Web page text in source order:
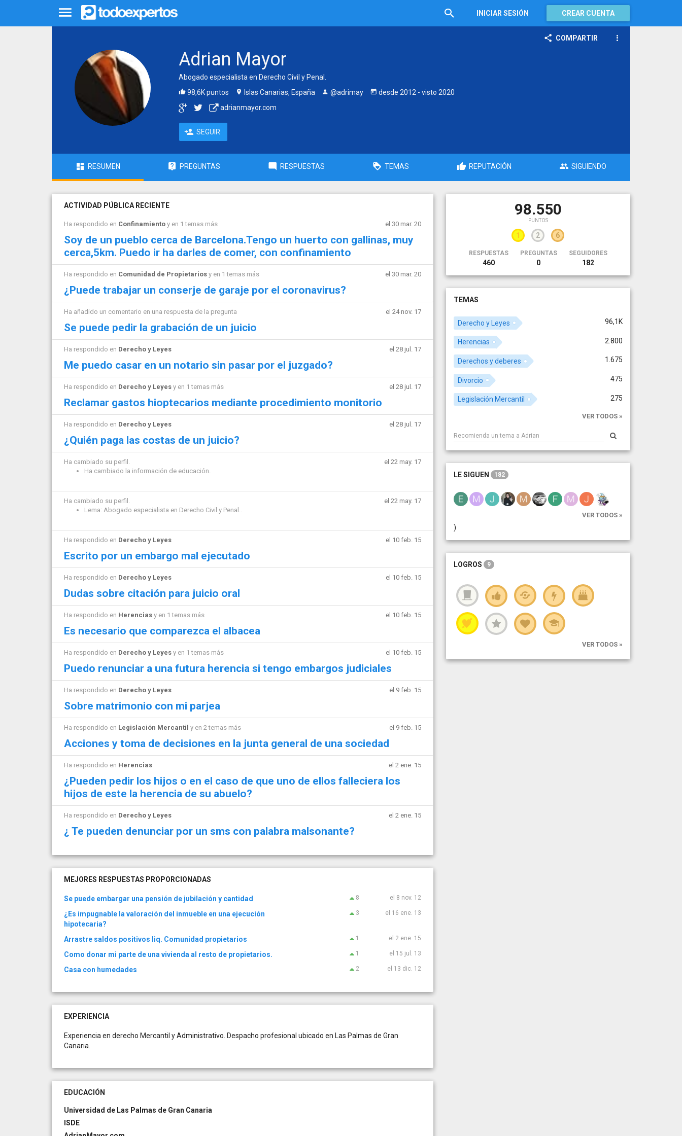
INICIAR SESIÓN CREAR CUENTA
COMPARTIR
Adrian Mayor
Abogado especialista en Derecho Civil y Penal.
98,6K puntos
Islas Canarias, España @adrimay desde 2012 - visto 2020
adrianmayor.com
SEGUIR
RESUMEN PREGUNTAS RESPUESTAS TEMAS REPUTACIÓN SIGUIENDO
ACTIVIDAD PÚBLICA RECIENTE
Ha respondido en Confinamiento y en 1 temas más el 30 mar. 20
Soy de un pueblo cerca de Barcelona.Tengo un huerto con gallinas, muy
cerca,5km. Puedo ir ha darles de comer, con confinamiento
Ha respondido en Comunidad de Propietarios y en 1 temas más el 30 mar. 20
¿Puede trabajar un conserje de garaje por el coronavirus?
Ha añadido un comentario en una respuesta de la pregunta el 24 nov. 17
Se puede pedir la grabación de un juicio
Ha respondido en Derecho y Leyes el 28 jul. 17
Me puedo casar en un notario sin pasar por el juzgado?
Ha respondido en Derecho y Leyes y en 1 temas más el 28 jul. 17
Reclamar gastos hioptecarios mediante procedimiento monitorio
Ha respondido en Derecho y Leyes el 28 jul. 17
¿Quién paga las costas de un juicio?
Ha cambiado su perfil.
Ha cambiado la información de educación.
el 22 may. 17
Ha cambiado su perfil.
Lema: Abogado especialista en Derecho Civil y Penal..
el 22 may. 17
Ha respondido en Derecho y Leyes el 10 feb. 15
Escrito por un embargo mal ejecutado
Ha respondido en Derecho y Leyes el 10 feb. 15
Dudas sobre citación para juicio oral
Ha respondido en Herencias y en 1 temas más el 10 feb. 15
Es necesario que comparezca el albacea
Ha respondido en Derecho y Leyes y en 1 temas más el 10 feb. 15
Puedo renunciar a una futura herencia si tengo embargos judiciales
Ha respondido en Derecho y Leyes el 9 feb. 15
Sobre matrimonio con mi parjea
Ha respondido en Legislación Mercantil y en 2 temas más el 9 feb. 15
Acciones y toma de decisiones en la junta general de una sociedad
Ha respondido en Herencias el 2 ene. 15
¿Pueden pedir los hijos o en el caso de que uno de ellos falleciera los
hijos de este la herencia de su abuelo?
Ha respondido en Derecho y Leyes el 2 ene. 15
¿ Te pueden denunciar por un sms con palabra malsonante?
MEJORES RESPUESTAS PROPORCIONADAS
Se puede embargar una pensión de jubilación y cantidad 8 el 8 nov. 12
¿Es impugnable la valoración del inmueble en una ejecución
hipotecaria?
3 el 16 ene. 13
Arrastre saldos positivos liq. Comunidad propietarios 1 el 2 ene. 15
Como donar mi parte de una vivienda al resto de propietarios. 1 el 15 jul. 13
Casa con humedades 2 el 13 dic. 12
EXPERIENCIA
Experiencia en derecho Mercantil y Administrativo. Despacho profesional ubicado en Las Palmas de Gran
Canaria.
EDUCACIÓN
Universidad de Las Palmas de Gran Canaria
ISDE
98.550
PUNTOS
1 2 6
RESPUESTAS
460
PREGUNTAS
0
SEGUIDORES
182
TEMAS
96,1K
Derecho y Leyes
2.800
Herencias
1.675
Derechos y deberes
475
Divorcio
275
Legislación Mercantil
VER TODOS »
LE SIGUEN 182
VER TODOS »
)
LOGROS 9
VER TODOS »